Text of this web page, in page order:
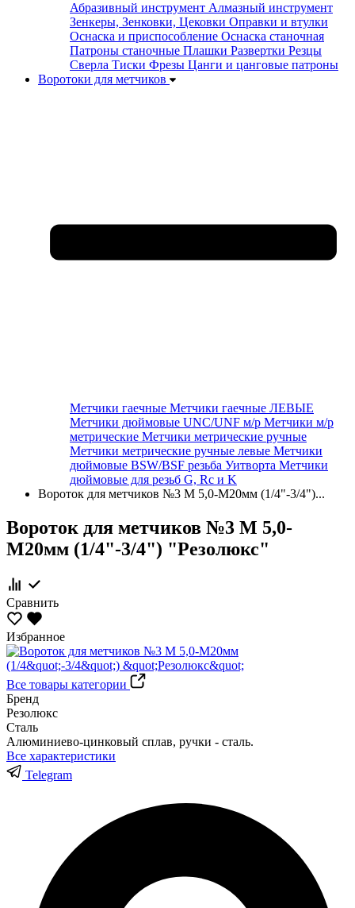
Абразивный инструмент Алмазный инструмент
Зенкеры, Зенковки, Цековки Оправки и втулки
Оснаска и приспособление Оснаска станочная
Патроны станочные Плашки Развертки Резцы
Сверла Тиски Фрезы Цанги и цанговые патроны
Воротоки для метчиков
Метчики гаечные Метчики гаечные ЛЕВЫЕ
Метчики дюймовые UNC/UNF м/р Метчики м/р
метрические Метчики метрические ручные
Метчики метрические ручные левые Метчики
дюймовые BSW/BSF резьба Уитворта Метчики
дюймовые для резьб G, Rc и K
Вороток для метчиков №3 М 5,0-М20мм (1/4"-3/4")...
Вороток для метчиков №3 М 5,0-
М20мм (1/4"-3/4") "Резолюкс"
Сравнить
Избранное
Все товары категории
Бренд
Резолюкс
Сталь
Алюминиево-цинковый сплав, ручки - сталь.
Все характеристики
Telegram